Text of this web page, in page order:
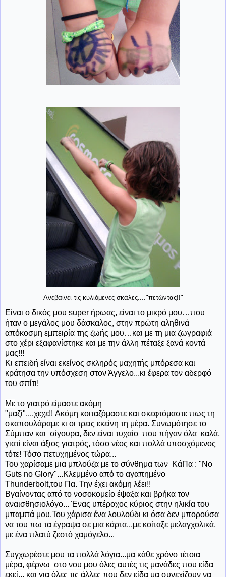
Ανεβαίνει τις κυλιόμενες σκάλες...."πετώντας!!"
Είναι ο δικός μου super ήρωας, είναι το μικρό μου…που
ήταν ο μεγάλος μου δάσκαλος, στην πρώτη αληθινά
απόκοσμη εμπειρία της ζωής μου…και με τη μια ζωγραφιά
στο χέρι εξαφανίστηκε και με την άλλη πέταξε ξανά κοντά
μας!!!
Κι επειδή είναι εκείνος σκληρός μαχητής μπόρεσα και
κράτησα την υπόσχεση στον Άγγελο...κι έφερα τον αδερφό
του σπίτι!
Με το γιατρό είμαστε ακόμη
"μαζί"....χεχε!! Ακόμη κοιταζόμαστε και σκεφτόμαστε πως τη
σκαπουλάραμε κι οι τρεις εκείνη τη μέρα. Συνωμότησε το
Σύμπαν και σίγουρα, δεν είναι τυχαίο που πήγαν όλα καλά,
γιατί είναι άξιος γιατρός, τόσο νέος και πολλά υποσχόμενος
τότε! Τόσο πετυχημένος τώρα...
Του χαρίσαμε μια μπλούζα με το σύνθημα των ΚάΠα : "No
Guts no Glory"...Κλεμμένο από το αγαπημένο
Thunderbolt,του Πα. Την έχει ακόμη λέει!!
Βγαίνοντας από το νοσοκομείο έψαξα και βρήκα τον
αναισθησιολόγο... Ένας υπέροχος κύριος στην ηλικία του
μπαμπά μου.Του χάρισα ένα λουλούδι κι όσα δεν μπορούσα
να του πω τα έγραψα σε μια κάρτα...με κοίταξε μελαγχολικά,
με ένα πλατύ ζεστό χαμόγελο...
Συγχωρέστε μου τα πολλά λόγια...μα κάθε χρόνο τέτοια
μέρα, φέρνω στο νου μου όλες αυτές τις μανάδες που είδα
εκεί... και για όλες τις άλλες που δεν είδα μα συνεχίζουν να